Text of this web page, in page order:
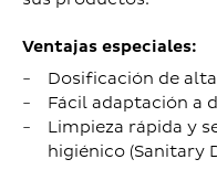
Ventajas especiales:
Dosificación de
Fácil adaptación a
Limpieza rápida y
higiénico (Sanitary